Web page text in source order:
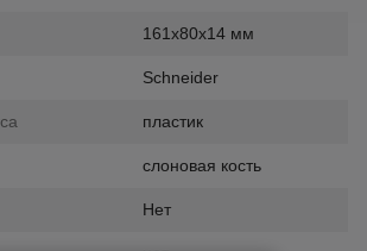
161х80х14 мм
Schneider
пластик
слоновая кость
Нет